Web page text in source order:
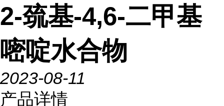
2-巯基-4,6-二甲基
嘧啶水合物
2023-08-11
产品详情